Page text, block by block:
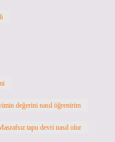
değerini nasıl öğrenirim
tapu devri nasıl olur